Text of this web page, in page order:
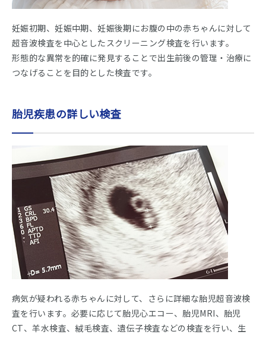
妊娠初期、妊娠中期、妊娠後期にお腹の中の赤ちゃんに対して
超音波検査を中心としたスクリーニング検査を行います。
形態的な異常を的確に発見することで出生前後の管理・治療に
つなげることを目的とした検査です。
胎児疾患の詳しい検査
病気が疑われる赤ちゃんに対して、さらに詳細な胎児超音波検
査を行います。必要に応じて胎児心エコー、胎児MRI、胎児
CT、羊水検査、絨毛検査、遺伝子検査などの検査を行い、生